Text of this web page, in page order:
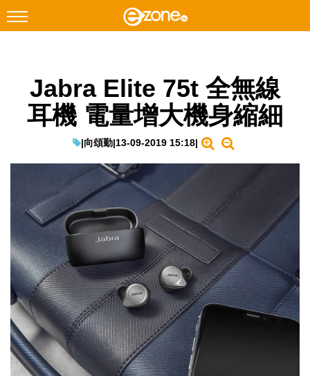
Facebook Instagram
科技焦點
遊戲動漫
EduTech
IT Times
生成式AI與雲端應用
Enterprise Digital Transformation
特集
Jabra Elite 75t 全無線
耳機 電量增大機身縮細
|向頌勤|13-09-2019 15:18|